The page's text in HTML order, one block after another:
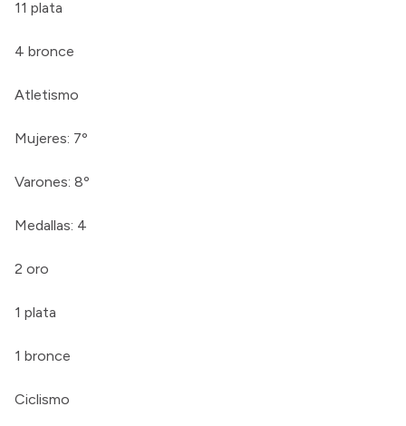
11 plata
4 bronce
Atletismo
Mujeres: 7º
Varones: 8º
Medallas: 4
2 oro
1 plata
1 bronce
Ciclismo